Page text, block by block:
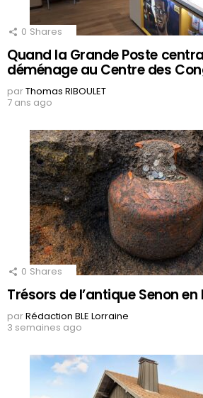
0 Shares
Quand la Grande Poste
déménage au Centre des
parThomas RIBOULET
7 ans ago
0 Shares
Trésors de l’antique Senon en
parRédaction BLE Lorraine
3 semaines ago